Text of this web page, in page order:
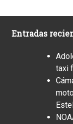
Entradas
taxi